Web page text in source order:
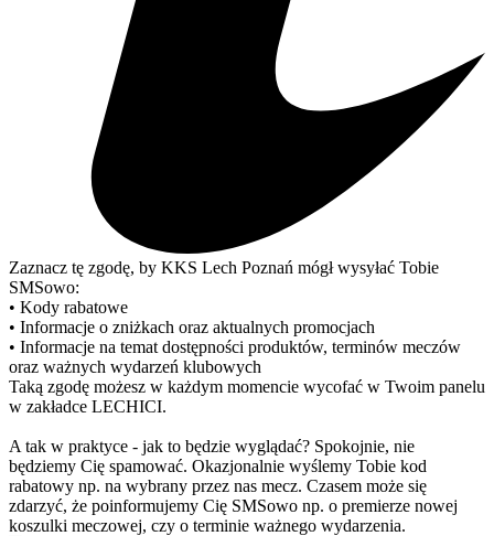
Zaznacz tę zgodę, by KKS Lech Poznań mógł wysyłać Tobie
SMSowo:
• Kody rabatowe
• Informacje o zniżkach oraz aktualnych promocjach
• Informacje na temat dostępności produktów, terminów meczów
oraz ważnych wydarzeń klubowych
Taką zgodę możesz w każdym momencie wycofać w Twoim panelu
w zakładce LECHICI.
A tak w praktyce - jak to będzie wyglądać? Spokojnie, nie
będziemy Cię spamować. Okazjonalnie wyślemy Tobie kod
rabatowy np. na wybrany przez nas mecz. Czasem może się
zdarzyć, że poinformujemy Cię SMSowo np. o premierze nowej
koszulki meczowej, czy o terminie ważnego wydarzenia.